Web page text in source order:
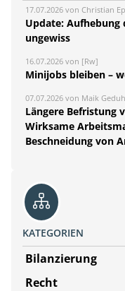
17.07.2026 von Christian
Update: Aufhebung
ungewiss
16.07.2026 von [Rw]
Minijobs bleiben –
07.07.2026 von Maik
Längere Befristung
Wirksame
Beschneidung von
KATEGORIEN
Bilanzierung
Recht